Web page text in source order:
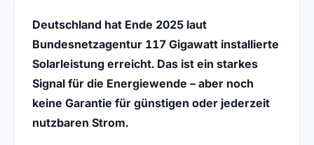
Deutschland hat Ende 2025 laut
Bundesnetzagentur 117 Gigawatt installierte
Solarleistung erreicht. Das ist ein starkes
Signal für die Energiewende – aber noch
keine Garantie für günstigen oder jederzeit
nutzbaren Strom.